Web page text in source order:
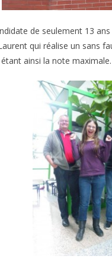
de seulement 13
qui réalise un sans
ainsi la note maximale.